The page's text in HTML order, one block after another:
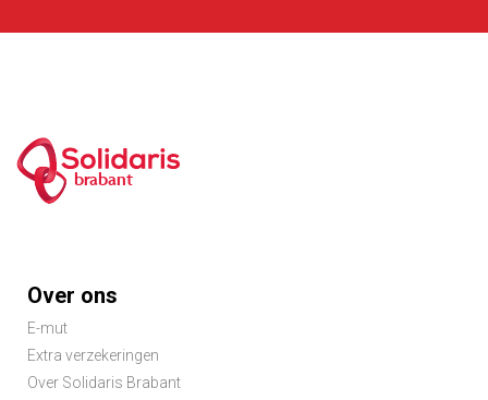
brabant
Footer
menu
Over ons
E-mut
Extra verzekeringen
Over Solidaris Brabant